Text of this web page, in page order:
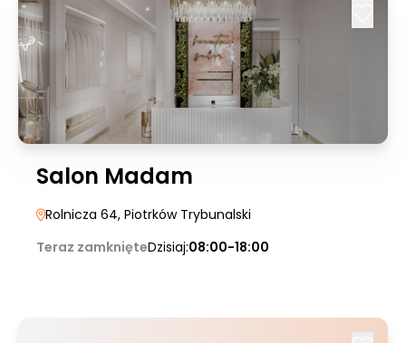
Salon Madam
Rolnicza 64, Piotrków Trybunalski
Teraz zamknięteDzisiaj:08:00-18:00